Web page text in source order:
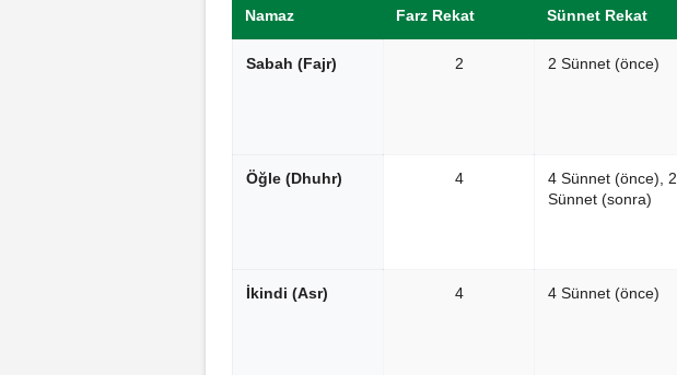
Namaz Farz Rekat Sünnet Rekat
Sabah (Fajr) 2 2 Sünnet (önce)
Öğle (Dhuhr) 4
4 Sünnet (önce), 2
Sünnet (sonra)
İkindi (Asr) 4 4 Sünnet (önce)